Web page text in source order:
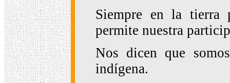
Siempre en la tierra
permite nuestra
Nos dicen que
indígena.